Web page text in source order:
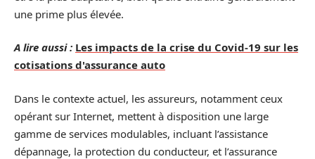
une prime plus élevée.
A lire aussi : Les impacts de la crise du Covid-19 sur les
cotisations d'assurance auto
Dans le contexte actuel, les assureurs, notamment ceux
opérant sur Internet, mettent à disposition une large
gamme de services modulables, incluant l’assistance
dépannage, la protection du conducteur, et l’assurance